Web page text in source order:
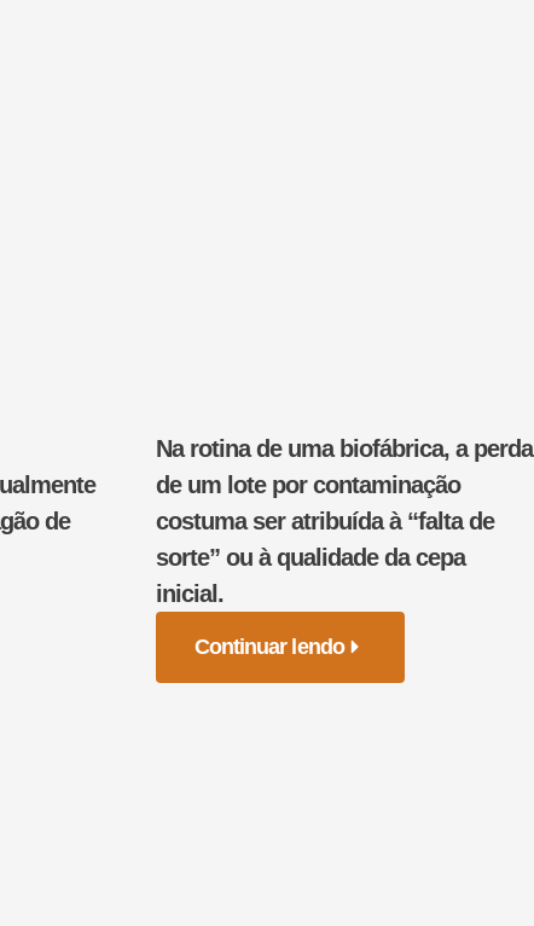
de
Na rotina de uma biofábrica, a perda
de um lote por contaminação
costuma ser atribuída à “falta de
sorte” ou à qualidade da cepa
inicial.
Continuar lendo